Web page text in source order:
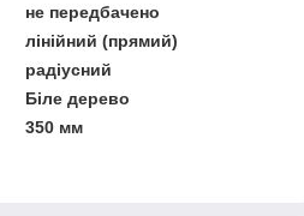
не передбачено
лінійний (прямий)
радіусний
Біле дерево
350 мм